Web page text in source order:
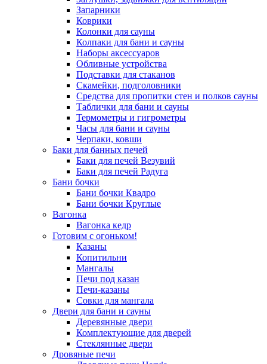
Запарники
Коврики
Колонки для сауны
Колпаки для бани и сауны
Наборы аксессуаров
Обливные устройства
Подставки для стаканов
Скамейки, подголовники
Средства для пропитки стен и полков сауны
Таблички для бани и сауны
Термометры и гигрометры
Часы для бани и сауны
Черпаки, ковши
Баки для банных печей
Баки для печей Везувий
Баки для печей Радуга
Бани бочки
Бани бочки Квадро
Бани бочки Круглые
Вагонка
Вагонка кедр
Готовим с огоньком!
Казаны
Копитильни
Мангалы
Печи под казан
Печи-казаны
Совки для мангала
Двери для бани и сауны
Деревянные двери
Комплектующие для дверей
Стеклянные двери
Дровяные печи